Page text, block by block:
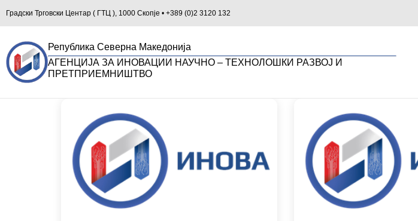
Градски Трговски Центар ( ГТЦ ), 1000 Скопје • +389 (0)2 3120 132
Република Северна Македонија
АГЕНЦИЈА ЗА ИНОВАЦИИ НАУЧНО – ТЕХНОЛОШКИ РАЗВОЈ И
ПРЕТПРИЕМНИШТВО